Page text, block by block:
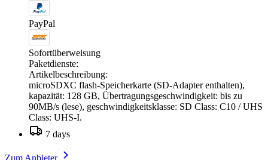
PayPal
Sofortüberweisung
Paketdienste:
Artikelbeschreibung:
microSDXC flash-Speicherkarte (SD-Adapter enthalten),
kapazität: 128 GB, Übertragungsgeschwindigkeit: bis zu
90MB/s (lese), geschwindigkeitsklasse: SD Class: C10 / UHS
Class: UHS-I.
7 days
Zum Anbieter